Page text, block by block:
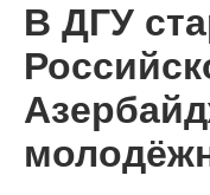
В ДГУ